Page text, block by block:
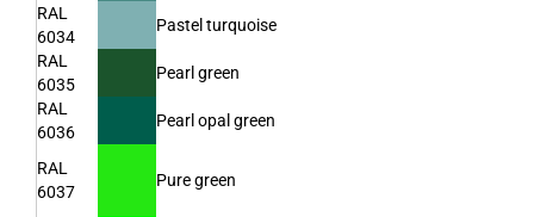
RAL
6034
Pastel turquoise
RAL
6035
Pearl green
RAL
6036
Pearl opal green
RAL
6037
Pure green